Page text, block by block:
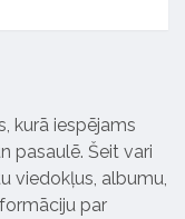
kurā iespējams
pasaulē. Šeit vari
viedokļus, albumu,
par